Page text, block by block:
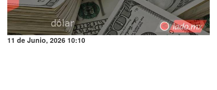
11 de Junio, 2026 10:10